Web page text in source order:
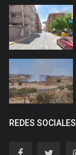
REDES SOCIALES